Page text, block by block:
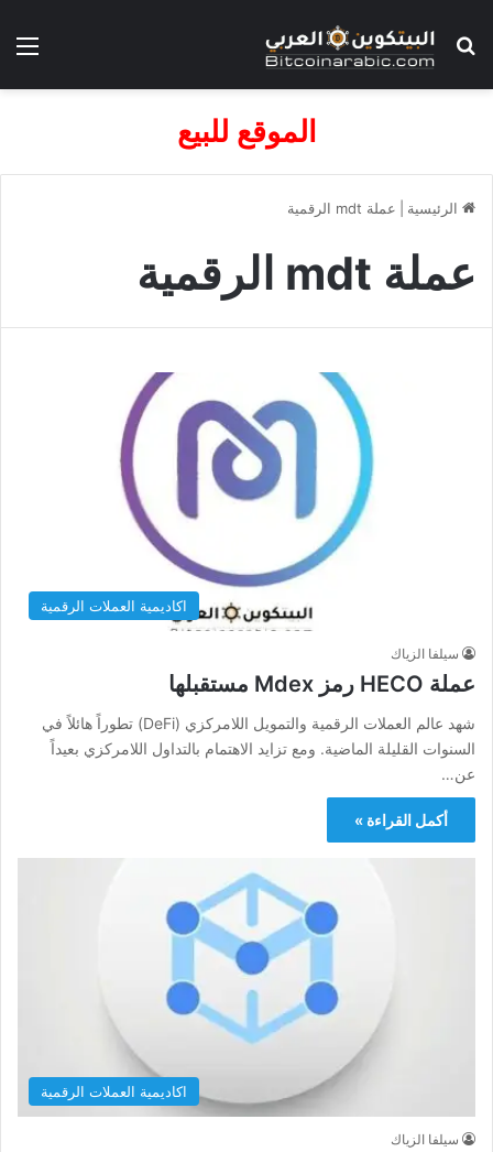
بحث عن
الموقع للبيع
الرئيسية عملة mdt الرقمية
عملة mdt الرقمية
اكاديمية العملات الرقمية
سيلفا الزياك
عملة HECO رمز Mdex مستقبلها
شهد عالم العملات الرقمية والتمويل اللامركزي (DeFi) تطوراً هائلاً في
السنوات القليلة الماضية. ومع تزايد الاهتمام بالتداول اللامركزي بعيداً
عن…
أكمل القراءة »
اكاديمية العملات الرقمية
سيلفا الزياك